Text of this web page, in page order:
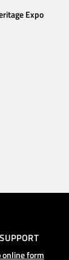
Expo
online form